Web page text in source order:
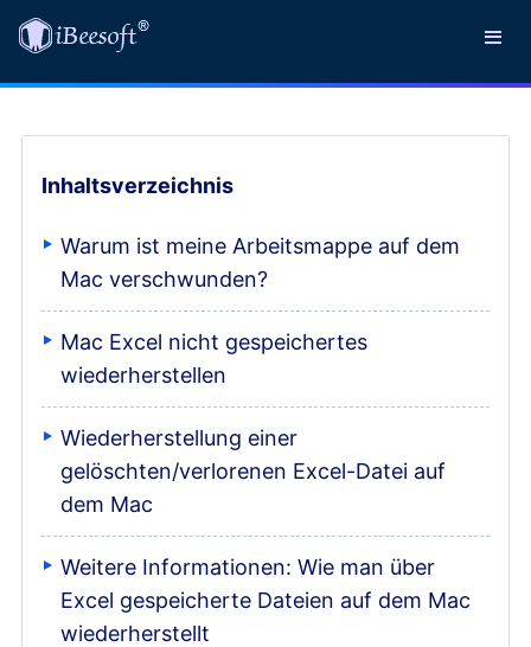
Inhaltsverzeichnis
Warum ist meine Arbeitsmappe auf dem
Mac verschwunden?
Mac Excel nicht gespeichertes
wiederherstellen
Wiederherstellung einer
gelöschten/verlorenen Excel-Datei auf
dem Mac
Weitere Informationen: Wie man über
Excel gespeicherte Dateien auf dem Mac
wiederherstellt